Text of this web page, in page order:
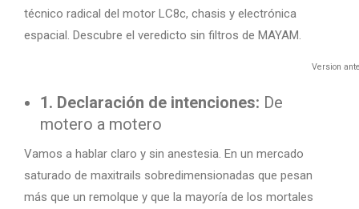
técnico radical del motor LC8c, chasis y electrónica
espacial. Descubre el veredicto sin filtros de MAYAM.
Version
1. Declaración de intenciones: De
motero a motero
Vamos a hablar claro y sin anestesia. En un mercado
saturado de maxitrails sobredimensionadas que pesan
más que un remolque y que la mayoría de los mortales